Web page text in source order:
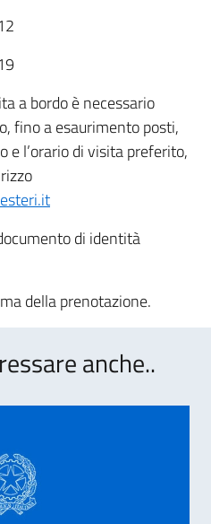
a bordo è necessario
fino a esaurimento posti,
e l’orario di visita preferito,
di identità
della prenotazione.
anche..